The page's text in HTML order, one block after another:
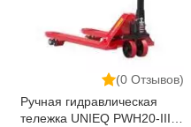
(0 Отзывов)
Ручная гидравлическая
тележка UNIEQ PWH20-III